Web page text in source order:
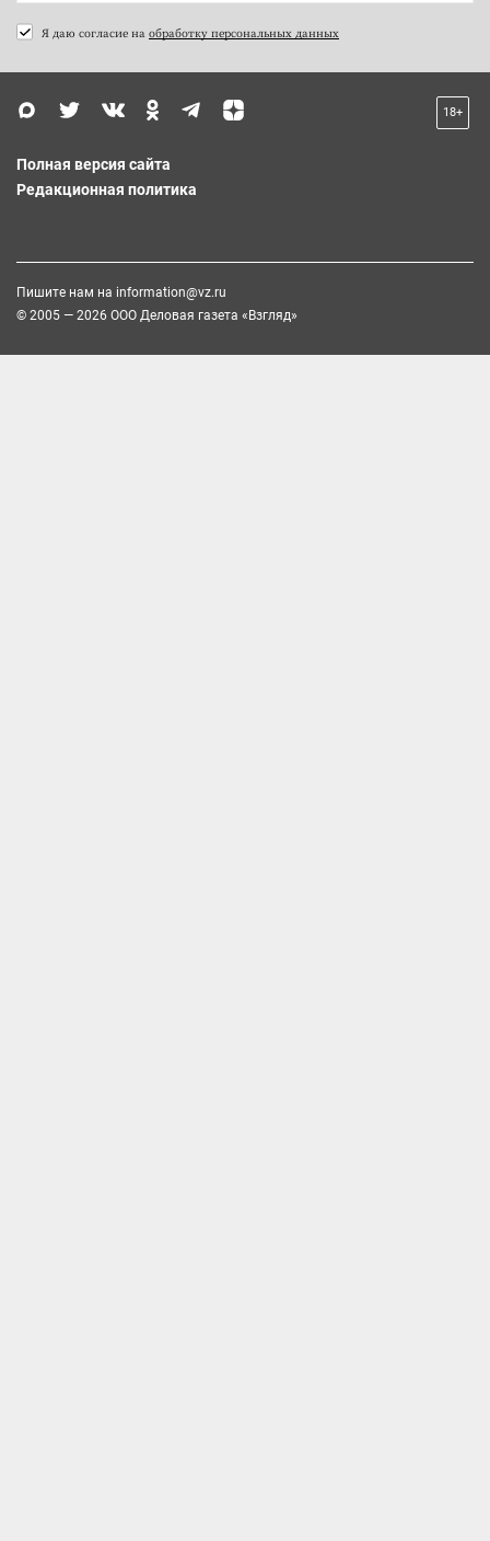
Я даю согласие на обработку персональных данных
18+
Полная версия сайта
Редакционная политика
Пишите нам на information@vz.ru
© 2005 — 2026 ООО Деловая газета «Взгляд»